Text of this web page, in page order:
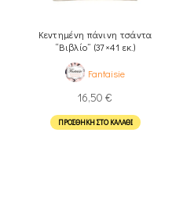
Κεντημένη πάνινη τσάντα
“Βιβλίο” (37×41 εκ.)
Fantaisie
16,50 €
ΠΡΟΣΘΉΚΗ ΣΤΟ ΚΑΛΆΘΙ